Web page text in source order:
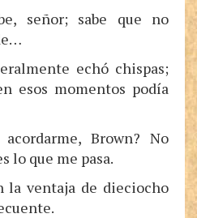
señor; sabe que no
echó chispas;
esos momentos podía
Brown? No
lo que me pasa.
la ventaja de dieciocho